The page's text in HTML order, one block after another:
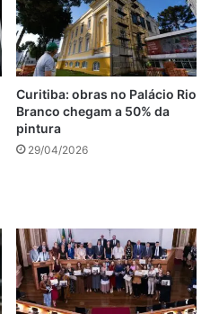
Curitiba: obras no Palácio Rio
Branco chegam a 50% da
pintura
29/04/2026